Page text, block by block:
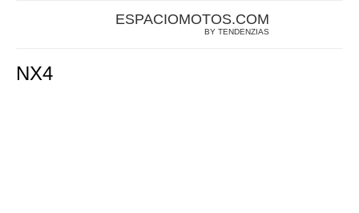
ESPACIOMOTOS.COM
BY TENDENZIAS
NX4